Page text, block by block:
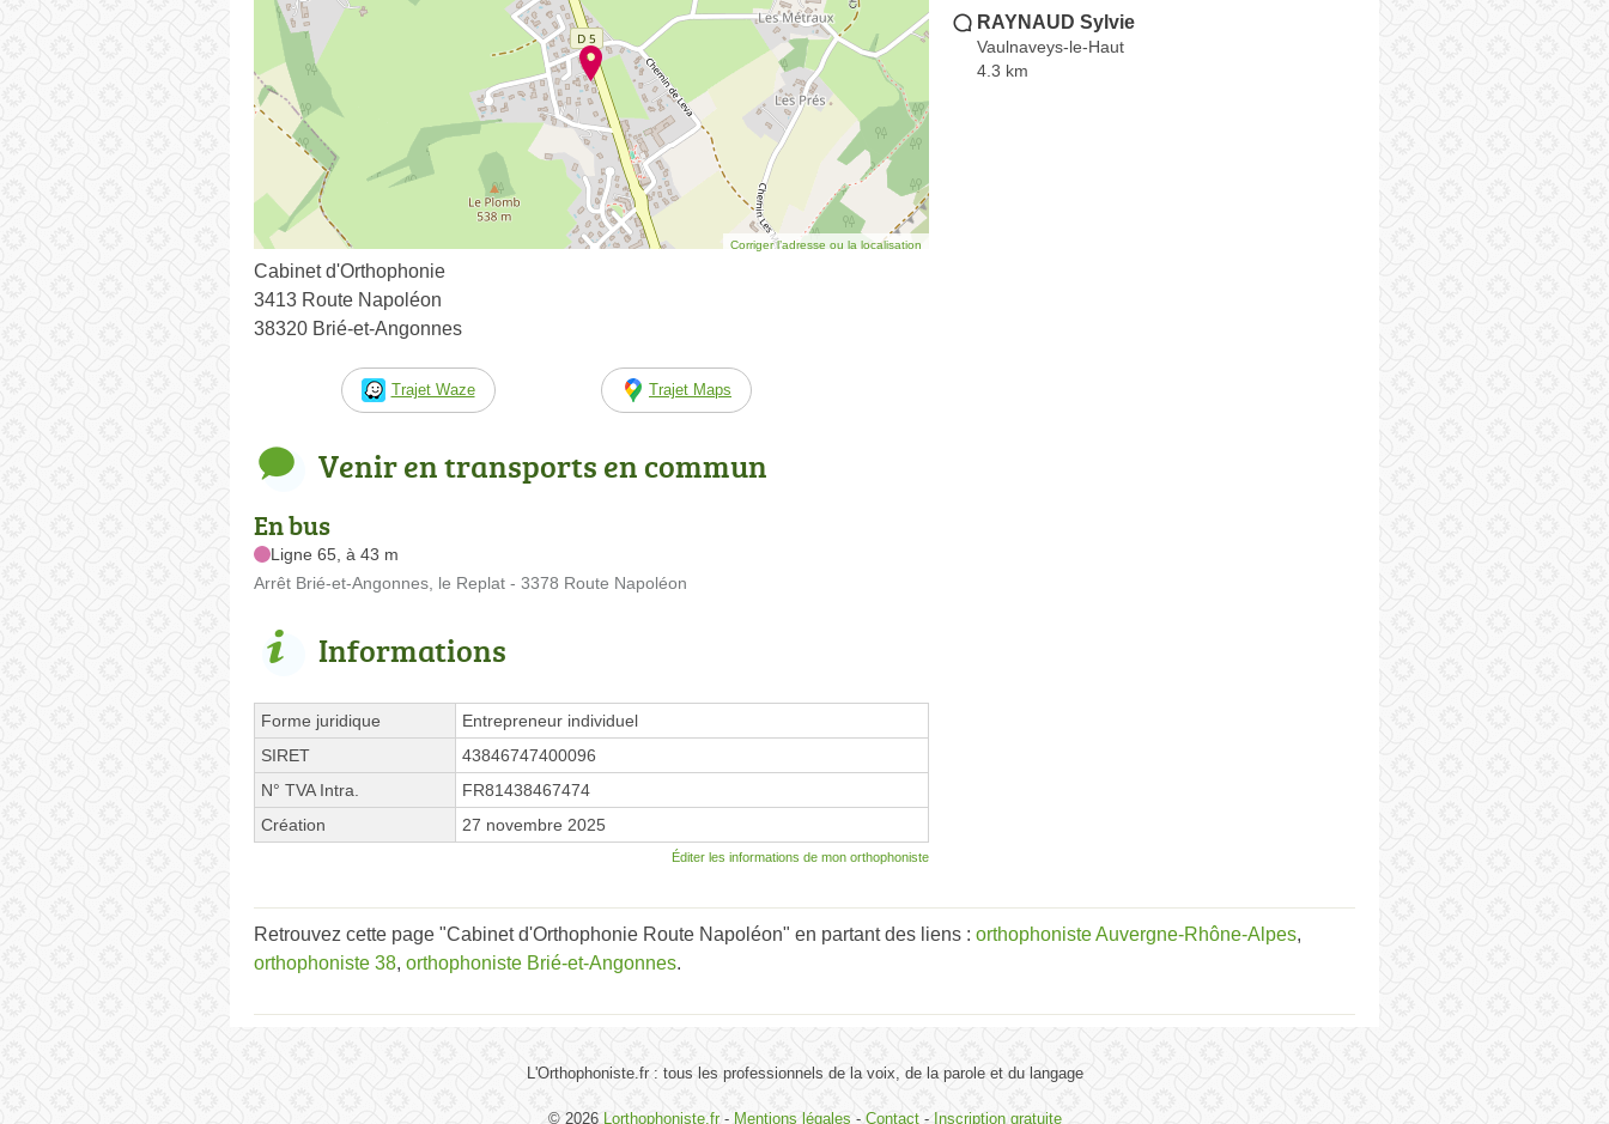
Corriger l’adresse ou la localisation
Cabinet d'Orthophonie
3413 Route Napoléon
38320 Brié-et-Angonnes
Trajet Waze Trajet Maps
Venir en transports en commun
En bus
Ligne 65, à 43 m
Arrêt Brié-et-Angonnes, le Replat - 3378 Route Napoléon
Informations
Forme juridique
Entrepreneur individuel
SIRET
43846747400096
N° TVA Intra.
FR81438467474
Création
27 novembre 2025
Éditer les informations de mon orthophoniste
RAYNAUD Sylvie
Vaulnaveys-le-Haut
4.3 km
Retrouvez cette page "Cabinet d'Orthophonie Route Napoléon" en partant des liens : orthophoniste Auvergne-Rhône-Alpes,
orthophoniste 38, orthophoniste Brié-et-Angonnes.
L'Orthophoniste.fr : tous les professionnels de la voix, de la parole et du langage
© 2026 Lorthophoniste.fr - Mentions légales - Contact- Inscription gratuite